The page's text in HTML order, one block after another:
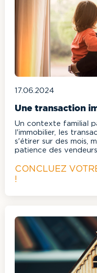
17.06.2024
Une transaction
Un contexte familial
l'immobilier, les
s'étirer sur des mois,
patience des
CONCLUEZ
!